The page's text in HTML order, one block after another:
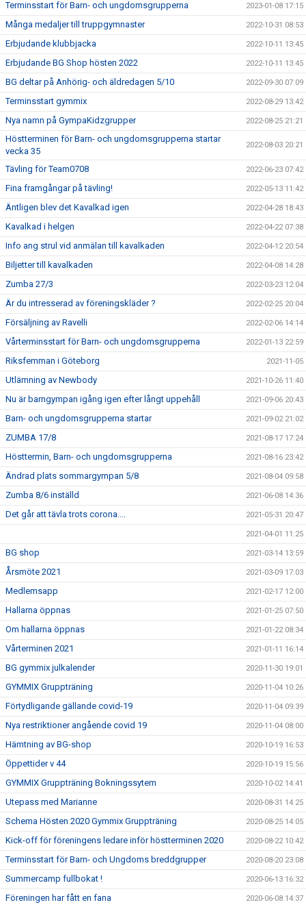
Terminsstart för Barn- och ungdomsgrupperna 2023-01-08 17:15
Många medaljer till truppgymnaster 2022-10-31 08:53
Erbjudande klubbjacka 2022-10-11 13:45
Erbjudande BG Shop hösten 2022 2022-10-11 13:45
BG deltar på Anhörig- och äldredagen 5/10 2022-09-30 07:09
Terminsstart gymmix 2022-08-29 13:42
Nya namn på GympaKidzgrupper 2022-08-25 21:21
Höstterminen för Barn- och ungdomsgrupperna startar
vecka 35
2022-08-03 20:21
Tävling för Team0708 2022-06-23 07:42
Fina framgångar på tävling! 2022-05-13 11:42
Äntligen blev det Kavalkad igen 2022-04-28 18:43
Kavalkad i helgen 2022-04-22 07:38
Info ang strul vid anmälan till kavalkaden 2022-04-12 20:54
Biljetter till kavalkaden 2022-04-08 14:28
Zumba 27/3 2022-03-23 12:04
Är du intresserad av föreningskläder ? 2022-02-25 20:04
Försäljning av Ravelli 2022-02-06 14:14
Vårterminsstart för Barn- och ungdomsgrupperna 2022-01-13 22:59
Riksfemman i Göteborg 2021-11-05
Utlämning av Newbody 2021-10-26 11:40
Nu är barngympan igång igen efter långt uppehåll 2021-09-06 20:43
Barn- och ungdomsgrupperna startar 2021-09-02 21:02
ZUMBA 17/8 2021-08-17 17:24
Hösttermin, Barn- och ungdomsgrupperna 2021-08-16 23:42
Ändrad plats sommargympan 5/8 2021-08-04 09:58
Zumba 8/6 inställd 2021-06-08 14:36
Det går att tävla trots corona.... 2021-05-31 20:47
2021-04-01 11:25
BG shop 2021-03-14 13:59
Årsmöte 2021 2021-03-09 17:03
Medlemsapp 2021-02-17 12:00
Hallarna öppnas 2021-01-25 07:50
Om hallarna öppnas 2021-01-22 08:34
Vårterminen 2021 2021-01-11 16:14
BG gymmix julkalender 2020-11-30 19:01
GYMMIX Gruppträning 2020-11-04 10:26
Förtydligande gällande covid-19 2020-11-04 09:39
Nya restriktioner angående covid 19 2020-11-04 08:00
Hämtning av BG-shop 2020-10-19 16:53
Öppettider v 44 2020-10-19 15:56
GYMMIX Gruppträning Bokningssytem 2020-10-02 14:41
Utepass med Marianne 2020-08-31 14:25
Schema Hösten 2020 Gymmix Gruppträning 2020-08-25 14:05
Kick-off för föreningens ledare inför höstterminen 2020 2020-08-22 10:42
Terminsstart för Barn- och Ungdoms breddgrupper 2020-08-20 23:08
Summercamp fullbokat ! 2020-06-13 16:32
Föreningen har fått en fana 2020-06-08 14:37